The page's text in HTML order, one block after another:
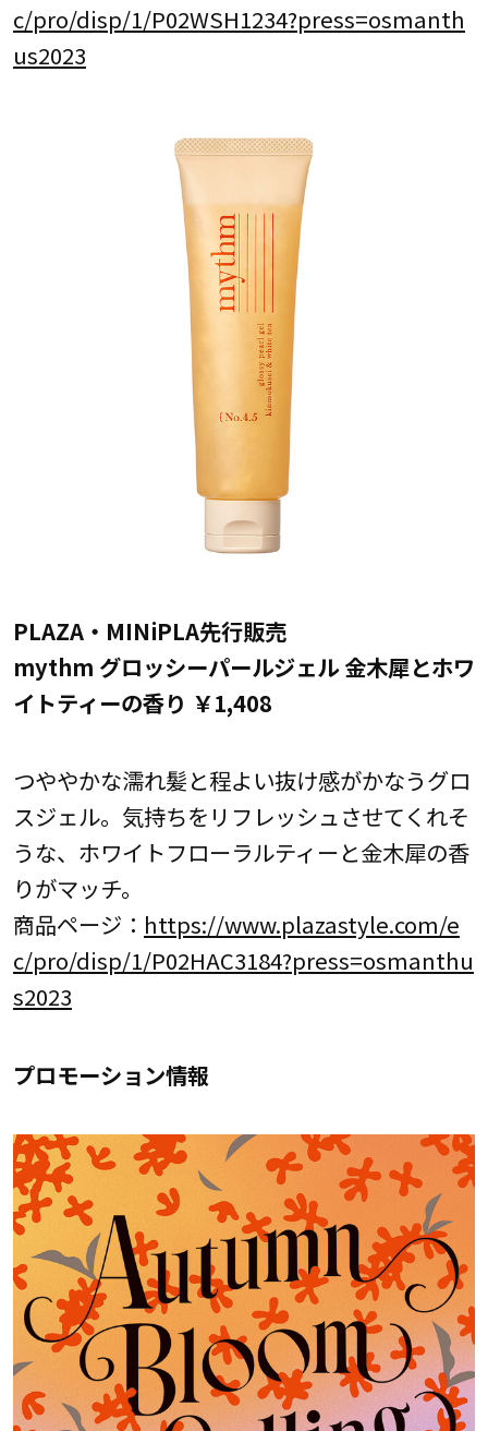
c/pro/disp/1/P02WSH1234?press=osmanth
us2023
PLAZA・MINiPLA先行販売
mythm グロッシーパールジェル 金木犀とホワ
イトティーの香り ￥1,408
つややかな濡れ髪と程よい抜け感がかなうグロ
スジェル。気持ちをリフレッシュさせてくれそ
うな、ホワイトフローラルティーと金木犀の香
りがマッチ。
商品ページ： https://www.plazastyle.com/e
c/pro/disp/1/P02HAC3184?press=osmanthu
s2023
プロモーション情報